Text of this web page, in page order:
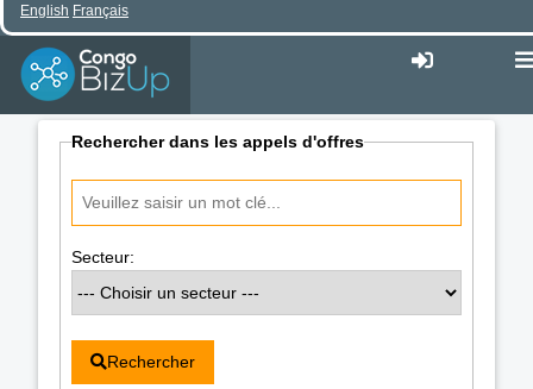
English Français
Rechercher dans les appels d'offres
Secteur:
Rechercher